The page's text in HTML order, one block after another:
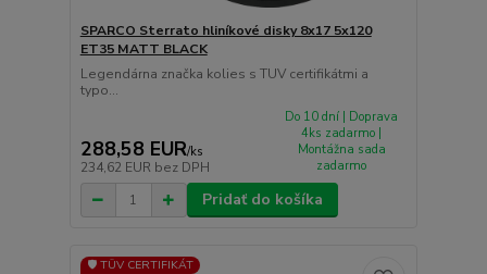
SPARCO Sterrato hliníkové disky 8x17 5x120
ET35 MATT BLACK
Legendárna značka kolies s TUV certifikátmi a
typo...
288,58 EUR/ks
234,62 EUR bez DPH
Do 10 dní | Doprava
4ks zadarmo |
Montážna sada
zadarmo
Pridať do košíka
🛡️ TÜV CERTIFIKÁT